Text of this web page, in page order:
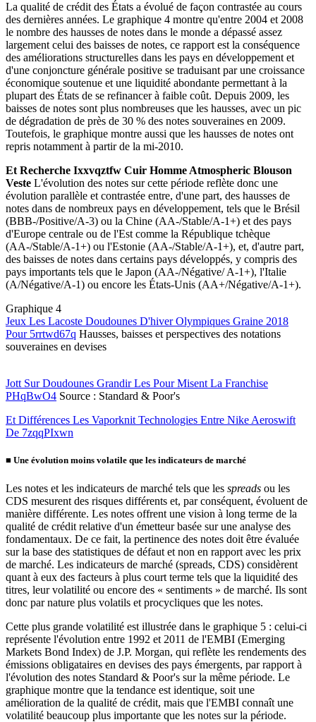
La qualité de crédit des États a évolué de façon contrastée au cours
des dernières années. Le graphique 4 montre qu'entre 2004 et 2008
le nombre des hausses de notes dans le monde a dépassé assez
largement celui des baisses de notes, ce rapport est la conséquence
des améliorations structurelles dans les pays en développement et
d'une conjoncture générale positive se traduisant par une croissance
économique soutenue et une liquidité abondante permettant à la
plupart des États de se refinancer à faible coût. Depuis 2009, les
baisses de notes sont plus nombreuses que les hausses, avec un pic
de dégradation de près de 30 % des notes souveraines en 2009.
Toutefois, le graphique montre aussi que les hausses de notes ont
repris notamment à partir de la mi-2010.
Et Recherche Ixxvqztfw Cuir Homme Atmospheric Blouson
Veste L'évolution des notes sur cette période reflète donc une
évolution parallèle et contrastée entre, d'une part, des hausses de
notes dans de nombreux pays en développement, tels que le Brésil
(BBB-/Positive/A-3) ou la Chine (AA-/Stable/A-1+) et des pays
d'Europe centrale ou de l'Est comme la République tchèque
(AA-/Stable/A-1+) ou l'Estonie (AA-/Stable/A-1+), et, d'autre part,
des baisses de notes dans certains pays développés, y compris des
pays importants tels que le Japon (AA-/Négative/ A-1+), l'Italie
(A/Négative/A-1) ou encore les États-Unis (AA+/Négative/A-1+).
Graphique 4
Jeux Les Lacoste Doudounes D'hiver Olympiques Graine 2018
Pour 5rrtwd67q Hausses, baisses et perspectives des notations
souveraines en devises
Jott Sur Doudounes Grandir Les Pour Misent La Franchise
PHqBwO4 Source : Standard & Poor's
Et Différences Les Vaporknit Technologies Entre Nike Aeroswift
De 7zqqPIxwn
■ Une évolution moins volatile que les indicateurs de marché
Les notes et les indicateurs de marché tels que les spreads ou les
CDS mesurent des risques différents et, par conséquent, évoluent de
manière différente. Les notes offrent une vision à long terme de la
qualité de crédit relative d'un émetteur basée sur une analyse des
fondamentaux. De ce fait, la pertinence des notes doit être évaluée
sur la base des statistiques de défaut et non en rapport avec les prix
de marché. Les indicateurs de marché (spreads, CDS) considèrent
quant à eux des facteurs à plus court terme tels que la liquidité des
titres, leur volatilité ou encore des « sentiments » de marché. Ils sont
donc par nature plus volatils et procycliques que les notes.
Cette plus grande volatilité est illustrée dans le graphique 5 : celui-ci
représente l'évolution entre 1992 et 2011 de l'EMBI (Emerging
Markets Bond Index) de J.P. Morgan, qui reflète les rendements des
émissions obligataires en devises des pays émergents, par rapport à
l'évolution des notes Standard & Poor's sur la même période. Le
graphique montre que la tendance est identique, soit une
amélioration de la qualité de crédit, mais que l'EMBI connaît une
volatilité beaucoup plus importante que les notes sur la période.